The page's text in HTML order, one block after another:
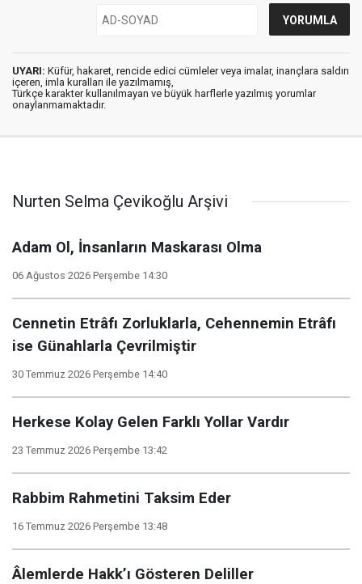
UYARI: Küfür, hakaret, rencide edici cümleler veya imalar, inançlara saldırı
içeren, imla kuralları ile yazılmamış,
Türkçe karakter kullanılmayan ve büyük harflerle yazılmış yorumlar
onaylanmamaktadır.
Nurten Selma Çevikoğlu Arşivi
Adam Ol, İnsanların Maskarası Olma
06 Ağustos 2026 Perşembe 14:30
Cennetin Etrâfı Zorluklarla, Cehennemin Etrâfı
ise Günahlarla Çevrilmiştir
30 Temmuz 2026 Perşembe 14:40
Herkese Kolay Gelen Farklı Yollar Vardır
23 Temmuz 2026 Perşembe 13:42
Rabbim Rahmetini Taksim Eder
16 Temmuz 2026 Perşembe 13:48
Âlemlerde Hakk’ı Gösteren Deliller